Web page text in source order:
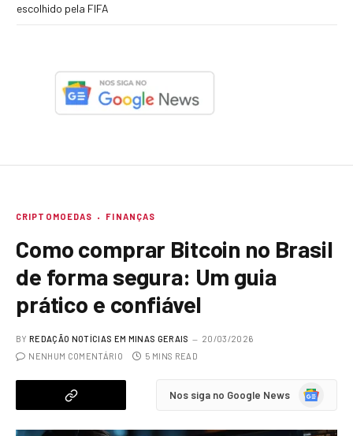
escolhido pela FIFA
CRIPTOMOEDAS FINANÇAS
Como comprar Bitcoin no Brasil
de forma segura: Um guia
prático e confiável
BY REDAÇÃO NOTÍCIAS EM MINAS GERAIS
20/03/2026
NENHUM COMENTÁRIO
5 MINS READ
Nos siga no Google News
Google